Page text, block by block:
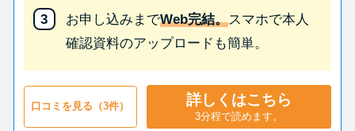
お申し込みまでWeb完結。スマホで本人
確認資料のアップロードも簡単。
口コミを見る（3件） 詳しくはこちら
3分程で読めます。